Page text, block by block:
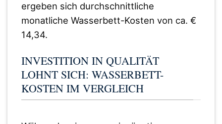
ergeben sich durchschnittliche
monatliche Wasserbett-Kosten von ca. €
14,34.
INVESTITION IN QUALITÄT
LOHNT SICH: WASSERBETT-
KOSTEN IM VERGLEICH